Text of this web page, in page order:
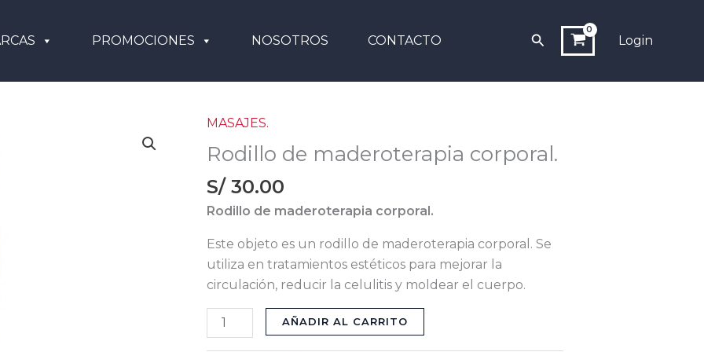
PROMOCIONES NOSOTROS CONTACTO Buscar Login
MASAJES.
Rodillo de maderoterapia corporal.
S/30.00
Rodillo de maderoterapia corporal.
Este objeto es un rodillo de maderoterapia corporal. Se
utiliza en tratamientos estéticos para mejorar la
circulación, reducir la celulitis y moldear el cuerpo.
Rodillo
de
corporal.
cantidad
AÑADIR AL CARRITO